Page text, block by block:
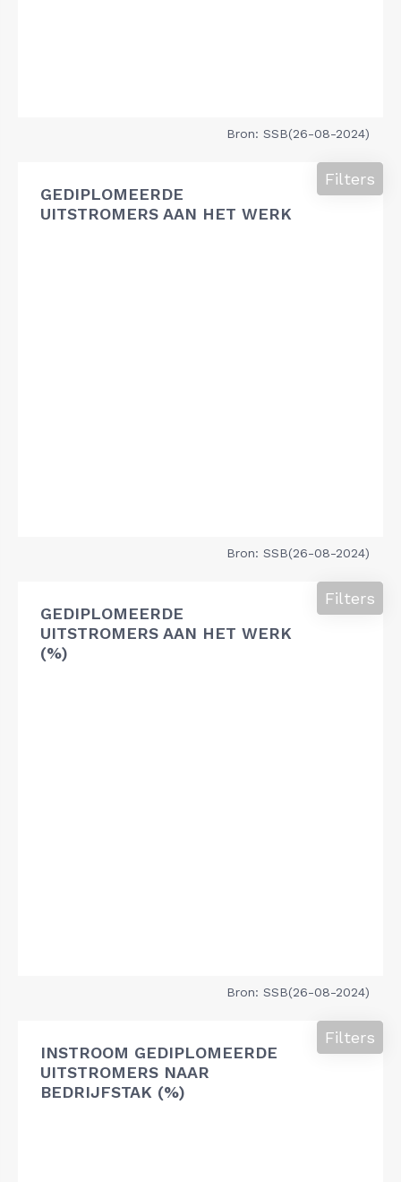
Bron: SSB(26-08-2024)
GEDIPLOMEERDE
UITSTROMERS AAN HET WERK
Filters
Bron: SSB(26-08-2024)
GEDIPLOMEERDE
UITSTROMERS AAN HET WERK
(%)
Filters
Bron: SSB(26-08-2024)
INSTROOM GEDIPLOMEERDE
UITSTROMERS NAAR
BEDRIJFSTAK (%)
Filters